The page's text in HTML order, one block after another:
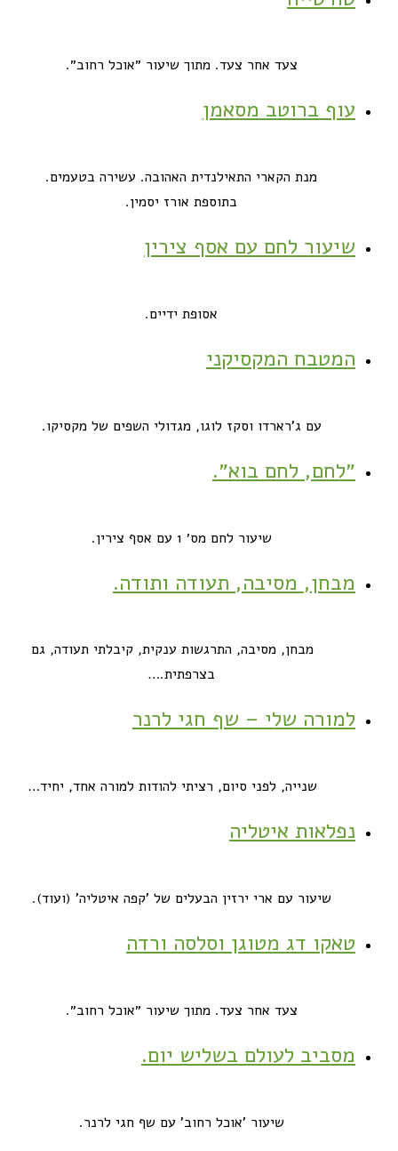
צעד אחר צעד. מתוך שיעור ״אוכל רחוב״.
עוף ברוטב מסאמן
מנת הקארי התאילנדית האהובה. עשירה בטעמים.
בתוספת אורז יסמין.
שיעור לחם עם אסף צירין
אסופת ידיים.
המטבח המקסיקני
עם ג'רארדו וסקז לוגו, מגדולי השפים של מקסיקו.
״לחם, לחם בוא״.
שיעור לחם מס׳ 1 עם אסף צירין.
מבחן, מסיבה, תעודה ותודה.
מבחן, מסיבה, התרגשות ענקית, קיבלתי תעודה, גם
בצרפתית.…
למורה שלי – שף חגי לרנר
שנייה, לפני סיום, רציתי להודות למורה אחד, יחיד…
נפלאות איטליה
שיעור עם ארי ירזין הבעלים של 'קפה איטליה' (ועוד).
טאקו דג מטוגן וסלסה ורדה
צעד אחר צעד. מתוך שיעור ״אוכל רחוב״.
מסביב לעולם בשליש יום.
שיעור 'אוכל רחוב' עם שף חגי לרנר.